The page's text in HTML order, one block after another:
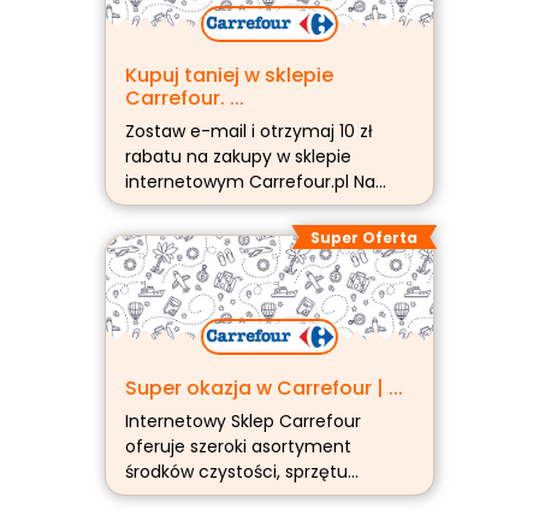
Kupuj taniej w sklepie
Carrefour. ...
Zostaw e-mail i otrzymaj 10 zł
rabatu na zakupy w sklepie
internetowym Carrefour.pl Na
wskazany w trakcie rejestracji
adres e-mail, otrzymasz kod
rabatowy (więcej…)
Super Oferta
Super okazja w Carrefour | ...
Internetowy Sklep Carrefour
oferuje szeroki asortyment
środków czystości, sprzętu
gospodarstwa domowego,